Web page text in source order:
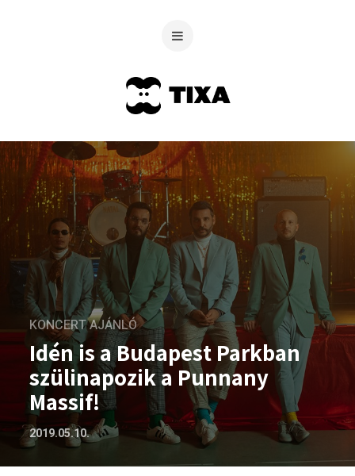
KONCERT AJÁNLÓ
Idén is a Budapest Parkban
szülinapozik a Punnany
Massif!
2019.05.10.